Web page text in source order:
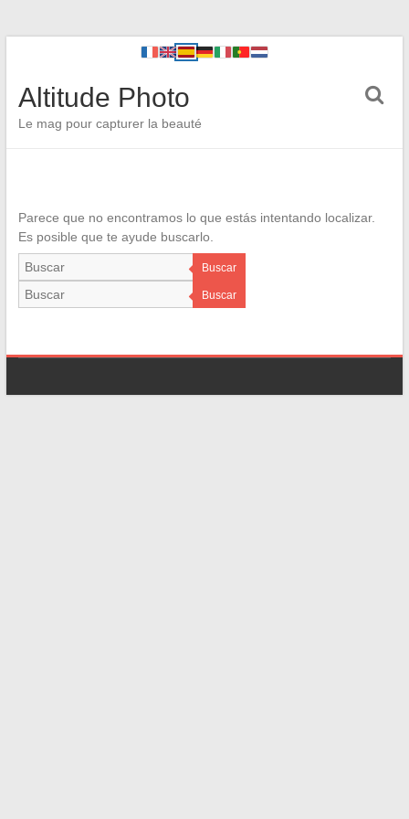
Altitude Photo
Le mag pour capturer la beauté
Parece que no encontramos lo que estás intentando localizar.
Es posible que te ayude buscarlo.
Buscar
Buscar